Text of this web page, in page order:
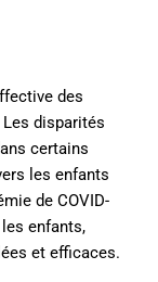
des
disparités
certains
les enfants
de COVID-
enfants,
et efficaces.